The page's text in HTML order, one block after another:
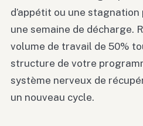
d’appétit ou une
une semaine de décharge.
volume de travail de 50%
structure de votre
système nerveux de
un nouveau cycle.